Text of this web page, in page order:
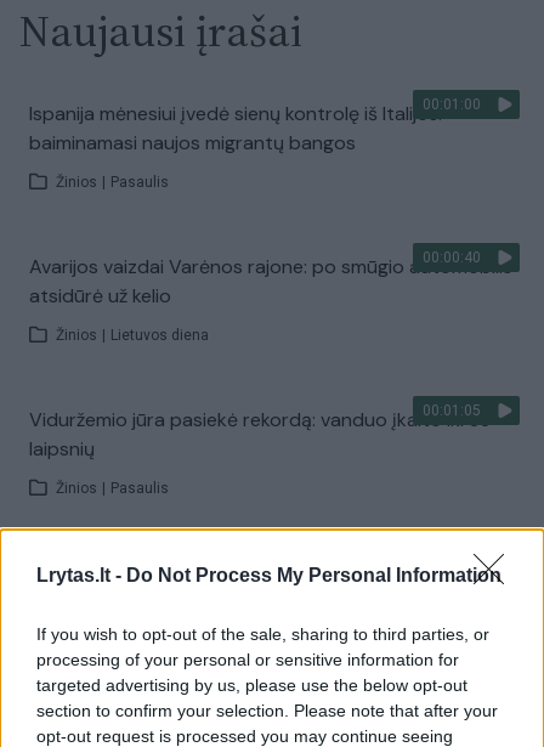
Lrytas.lt - Do Not Process My Personal Information
If you wish to opt-out of the sale, sharing to third parties, or
processing of your personal or sensitive information for
targeted advertising by us, please use the below opt-out
section to confirm your selection. Please note that after your
opt-out request is processed you may continue seeing
Naujausi įrašai
00:01:00
Ispanija mėnesiui įvedė sienų kontrolę iš Italijos:
baiminamasi naujos migrantų bangos
Žinios Pasaulis
00:00:40
Avarijos vaizdai Varėnos rajone: po smūgio automobilis
atsidūrė už kelio
Žinios Lietuvos diena
00:01:05
Viduržemio jūra pasiekė rekordą: vanduo įkaito iki 33
laipsnių
Žinios Pasaulis
00:01:20
Politiškai keblus V. Zelenskio vizitas: Serbija žada
Žinios | Pasaulis
Visi įrašai